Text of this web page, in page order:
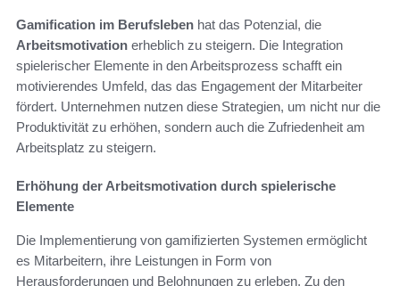
Gamification im Berufsleben hat das Potenzial, die
Arbeitsmotivation erheblich zu steigern. Die Integration
spielerischer Elemente in den Arbeitsprozess schafft ein
motivierendes Umfeld, das das Engagement der Mitarbeiter
fördert. Unternehmen nutzen diese Strategien, um nicht nur die
Produktivität zu erhöhen, sondern auch die Zufriedenheit am
Arbeitsplatz zu steigern.
Erhöhung der Arbeitsmotivation durch spielerische
Elemente
Die Implementierung von gamifizierten Systemen ermöglicht
es Mitarbeitern, ihre Leistungen in Form von
Herausforderungen und Belohnungen zu erleben. Zu den